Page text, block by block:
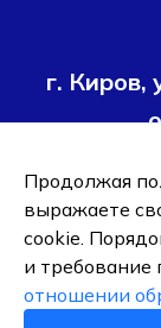
г. Киров,
Условия
ОБЩЕСТВО С
Продолжая
выражаете
cookie.
и требование
отношении